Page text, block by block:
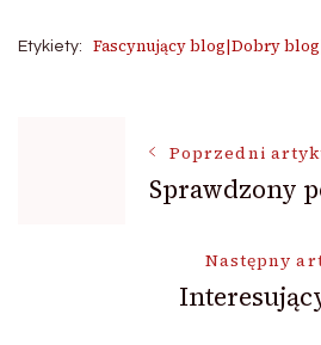
Etykiety: Fascynujący blog|Dobry
Nawigacja
Poprzedni
Sprawdzony
Następny